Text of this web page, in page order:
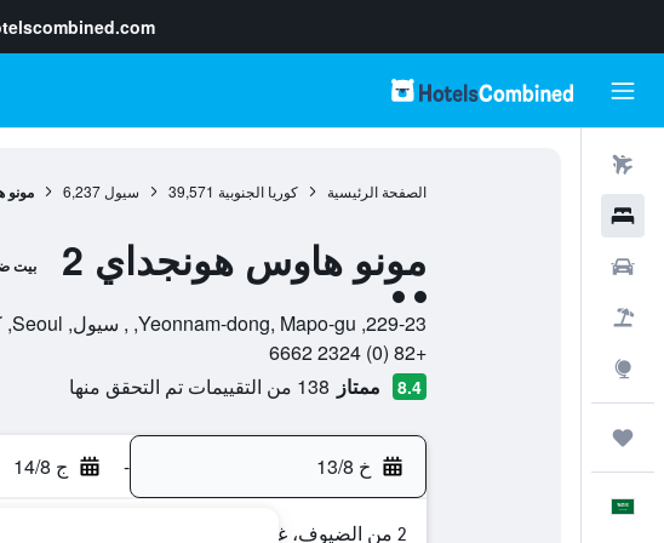
الصفحة الرئيسية كوريا الجنوبية 39,571 سيول 6,237 مونو
مونو هاوس هونجداي 2 بيت
تقييم فئة 2
229-23, Yeonnam-dong, Mapo-gu, , سيول, Seoul, كوريا الجنوبية
+82 (0) 2324 6662
8.4 ممتاز 138 من التقييمات تم التحقق منها
خ 13/8 - ج 14/8
2 من الضيوف، غرفة واحدة